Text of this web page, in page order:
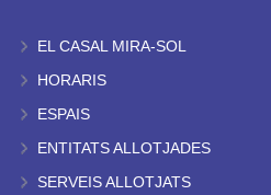
EL CASAL MIRA-SOL
HORARIS
ESPAIS
ENTITATS ALLOTJADES
SERVEIS ALLOTJATS